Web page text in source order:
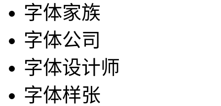
字体家族
字体公司
字体设计师
字体样张